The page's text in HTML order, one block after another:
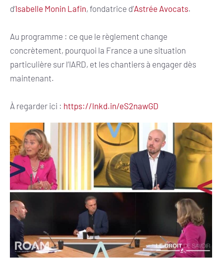
d’Isabelle Monin Lafin, fondatrice d’Astrée Avocats.
Au programme : ce que le règlement change
concrètement, pourquoi la France a une situation
particulière sur l’IARD, et les chantiers à engager dès
maintenant.
À regarder ici : https://lnkd.in/eS2nawGD